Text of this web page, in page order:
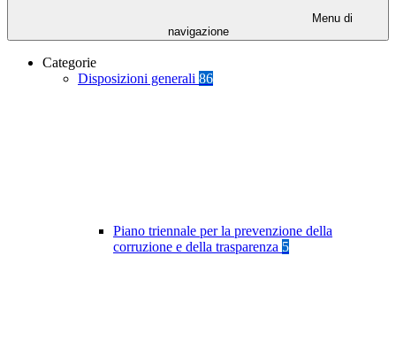
Menu di
navigazione
Categorie
Disposizioni generali 86
Piano triennale per la prevenzione della
corruzione e della trasparenza 5